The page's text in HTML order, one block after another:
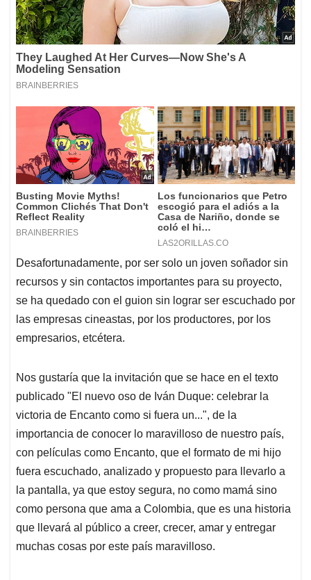
Desafortunadamente, por ser solo un joven soñador sin
recursos y sin contactos importantes para su proyecto,
se ha quedado con el guion sin lograr ser escuchado por
las empresas cineastas, por los productores, por los
empresarios, etcétera.
Nos gustaría que la invitación que se hace en el texto
publicado "El nuevo oso de Iván Duque: celebrar la
victoria de Encanto como si fuera un...", de la
importancia de conocer lo maravilloso de nuestro país,
con películas como Encanto, que el formato de mi hijo
fuera escuchado, analizado y propuesto para llevarlo a
la pantalla, ya que estoy segura, no como mamá sino
como persona que ama a Colombia, que es una historia
que llevará al público a creer, crecer, amar y entregar
muchas cosas por este país maravilloso.